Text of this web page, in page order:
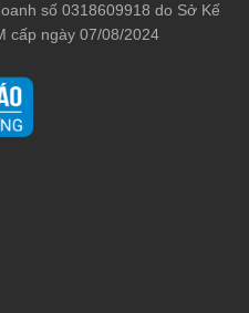
số 0318609918 do Sở Kế
cấp ngày 07/08/2024